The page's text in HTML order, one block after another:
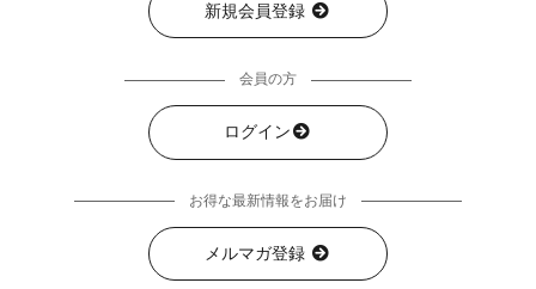
新規会員登録
会員の方
ログイン
お得な最新情報をお届け
メルマガ登録